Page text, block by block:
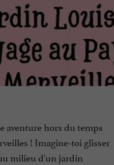
aventure hors du temps
! Imagine-toi glisser
milieu d'un jardin